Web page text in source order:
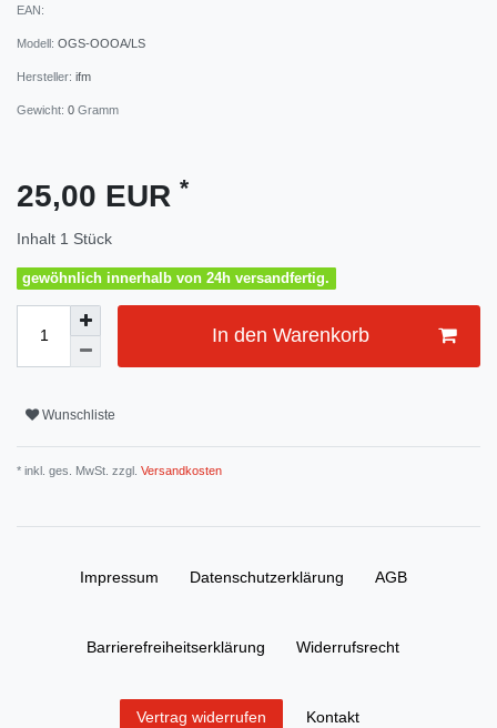
EAN:
Modell: OGS-OOOA/LS
Hersteller: ifm
Gewicht: 0 Gramm
25,00 EUR *
Inhalt 1 Stück
gewöhnlich innerhalb von 24h versandfertig.
In den Warenkorb
Wunschliste
* inkl. ges. MwSt. zzgl. Versandkosten
Impressum Daten­schutz­erklärung AGB
Barrierefreiheitserklärung Widerrufs­recht
Vertrag widerrufen Kontakt